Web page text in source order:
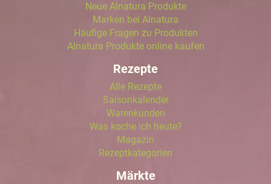
Neue Alnatura Produkte
Marken bei Alnatura
Häufige Fragen zu Produkten
Alnatura Produkte online kaufen
Rezepte
Alle Rezepte
Saisonkalender
Warenkunden
Was koche ich heute?
Magazin
Rezeptkategorien
Märkte